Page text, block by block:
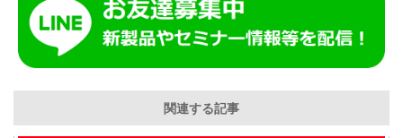
関連する記事